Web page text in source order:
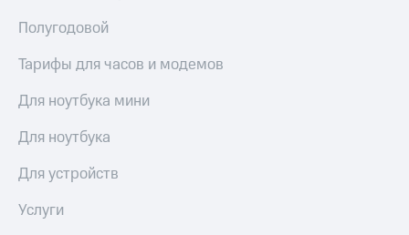
Полугодовой
Тарифы для часов и модемов
Для ноутбука мини
Для ноутбука
Для устройств
Услуги